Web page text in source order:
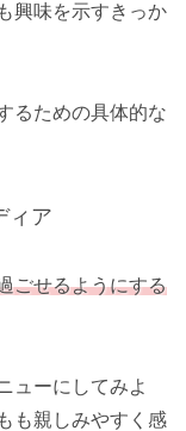
興味を示すきっか
るための具体的な
ィア
ごせるようにする
ューにしてみよ
も親しみやすく感